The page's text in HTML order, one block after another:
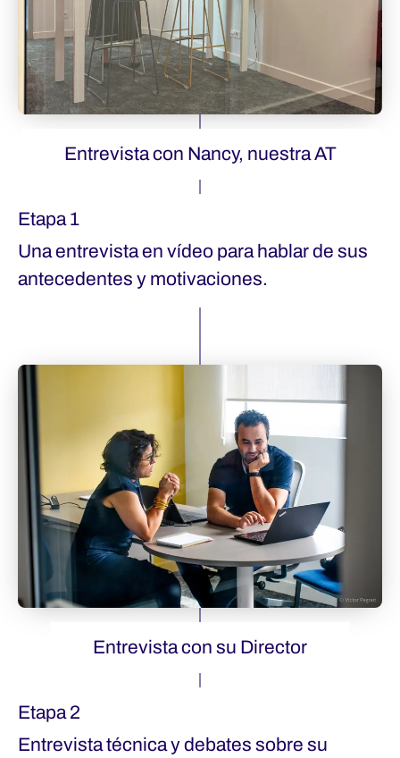
Entrevista con Nancy, nuestra AT
Etapa 1
Una entrevista en vídeo para hablar de sus
antecedentes y motivaciones.
Entrevista con su Director
Etapa 2
Entrevista técnica y debates sobre su